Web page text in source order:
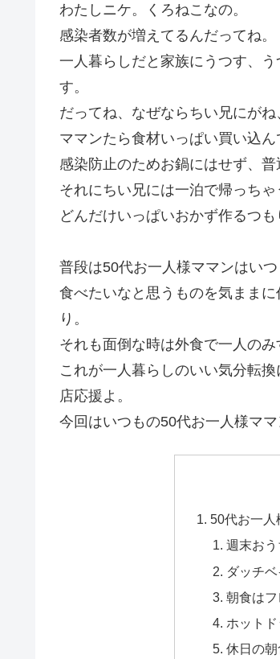
わたしニケ。くろねこなの。
感染者数が増えてるんだってね。
一人暮らしだと家族にうつす、
す。
だってね、なぜならちい兄にがね
ママンたら食材いっぱい買い込ん
感染防止のためお鍋にはせず、
それにちい兄には一泊で帰っちゃ
どんだけいっぱいおかず作るつも
普段は50代お一人様ママンはいつ
食べたいなと思うものを気まま
り。
それも面倒な時は外食で一人のみ
これが一人暮らしのいい気分転
店応援よ。
今回はいつもの50代お一人様マ
50代お一人
週末おう
ダッチ
朝食は
ホット
休日の